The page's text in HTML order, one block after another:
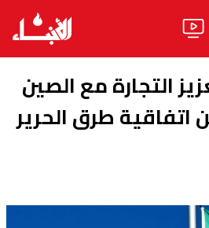
التجارة مع الصين
اتفاقية طرق الحرير